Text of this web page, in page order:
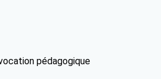
pédagogique